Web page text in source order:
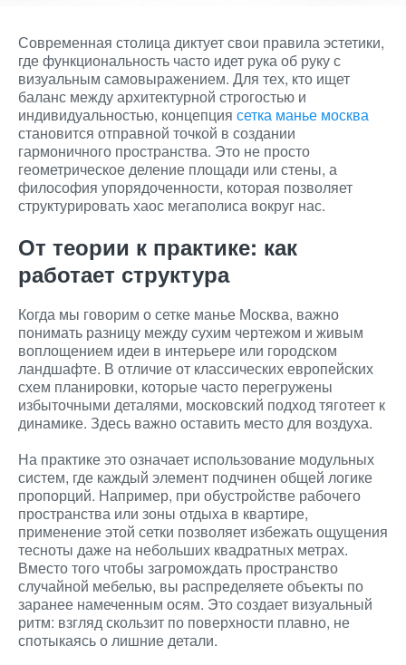
Современная столица диктует свои правила эстетики,
где функциональность часто идет рука об руку с
визуальным самовыражением. Для тех, кто ищет
баланс между архитектурной строгостью и
индивидуальностью, концепция сетка манье москва
становится отправной точкой в создании
гармоничного пространства. Это не просто
геометрическое деление площади или стены, а
философия упорядоченности, которая позволяет
структурировать хаос мегаполиса вокруг нас.
От теории к практике: как
работает структура
Когда мы говорим о сетке манье Москва, важно
понимать разницу между сухим чертежом и живым
воплощением идеи в интерьере или городском
ландшафте. В отличие от классических европейских
схем планировки, которые часто перегружены
избыточными деталями, московский подход тяготеет к
динамике. Здесь важно оставить место для воздуха.
На практике это означает использование модульных
систем, где каждый элемент подчинен общей логике
пропорций. Например, при обустройстве рабочего
пространства или зоны отдыха в квартире,
применение этой сетки позволяет избежать ощущения
тесноты даже на небольших квадратных метрах.
Вместо того чтобы загромождать пространство
случайной мебелью, вы распределяете объекты по
заранее намеченным осям. Это создает визуальный
ритм: взгляд скользит по поверхности плавно, не
спотыкаясь о лишние детали.